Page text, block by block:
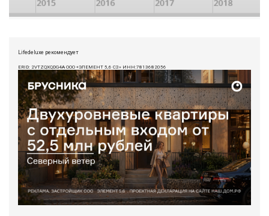
Lifedeluxe рекомендует
ERID: 2VTZQXQDG4A ООО «ЭЛЕМЕНТ 5,6 СЗ» ИНН:7813682056